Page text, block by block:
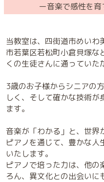
ー音楽で感性を
当教室は、四街道市めいわ
市若葉区若松町小倉貝塚な
くの生徒さんに通っていた
3歳のお子様からシニアの
しく、そして確かな技術
ます。
音楽が「わかる」と、世界
ピアノを通じて、豊かな人
いたします。
ピアノで培った力は、他の
ろん、異文化との出会いに